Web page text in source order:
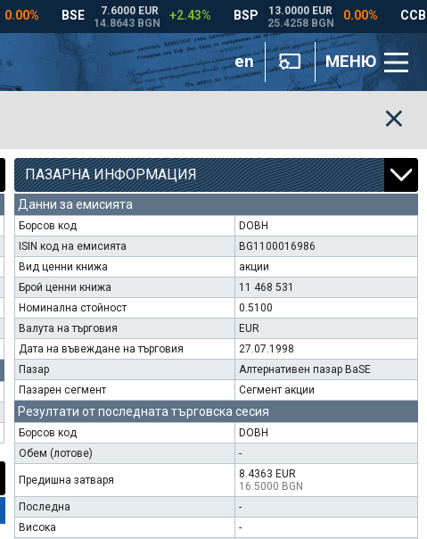
en МЕНЮ
ПАЗАРНА ИНФОРМАЦИЯ
Данни за емисията
Борсов код
DOBH
ISIN код на емисията
BG1100016986
Вид ценни книжа
акции
Брой ценни книжа
11 468 531
Номинална стойност
0.5100
Валута на търговия
EUR
Дата на въвеждане на търговия
27.07.1998
Пазар
Алтернативен пазар BaSE
Пазарен сегмент
Сегмент акции
Резултати от последната търговска сесия
Борсов код
DOBH
Обем (лотове)
-
Предишна затваря
8.4363 EUR
16.5000 BGN
Последна
-
Висока
-